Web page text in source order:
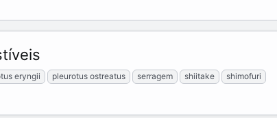
eryngii pleurotus ostreatus serragem shiitake
shimofuri